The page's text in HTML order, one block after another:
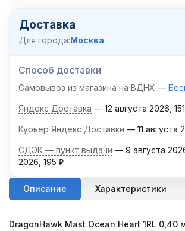
Доставка
Для города:Москва
Способ доставки
Самовывоз из магазина на ВДНХ
Яндекс Доставка 12 августа 2026 151
Курьер Яндекс Доставки 11 августа
СДЭК — пункт выдачи 9 августа
2026 195 ₽
Описание Характеристики
DragonHawk Mast Ocean Heart 1RL 0,40